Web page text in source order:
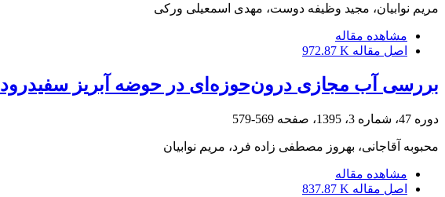
مریم نوابیان، مجید وظیفه دوست، مهدی اسمعیلی ورکی
مشاهده مقاله
اصل مقاله 972.87 K
بررسی آب مجازی درون‌حوزه‌ای در حوضه آبریز سفیدرود
دوره 47، شماره 3، 1395، صفحه 569-579
محبوبه آقاجانی، بهروز مصطفی زاده فرد، مریم نوابیان
مشاهده مقاله
اصل مقاله 837.87 K